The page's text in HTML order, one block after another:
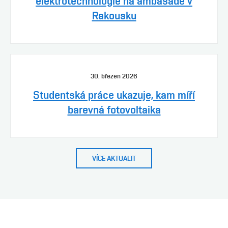
Rakousku
30. březen 2026
Studentská práce ukazuje, kam míří
barevná fotovoltaika
VÍCE AKTUALIT